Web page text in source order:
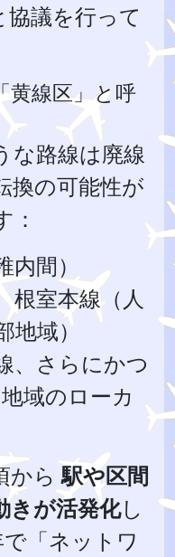
議を行って
黄線区」と呼
な路線は廃線
換の可能性が
：
間）
根室本線（人
域）
、さらにかつ
域のローカ
から駅や区間
きが活発化し
「ネットワ